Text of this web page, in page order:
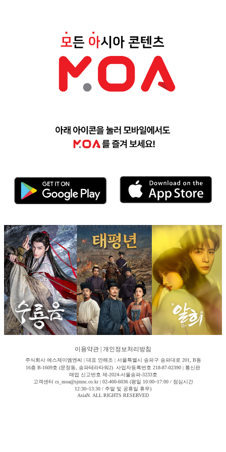
이용약관 개인정보처리방침
주식회사 에스제이엠엔씨 | 대표 안해조 | 서울특별시 송파구 송파대로 201, B동
16층 B-1609호 (문정동, 송파테라타워2) 사업자등록번호 218-87-02390 | 통신판
매업 신고번호 제-2024-서울송파-3233호
고객센터 cs_moa@sjmnc.co.kr | 02-400-6036 (평일 10:00~17:00 / 점심시간
12:30~13:30 / 주말 및 공휴일 휴무)
AsiaN. ALL RIGHTS RESERVED